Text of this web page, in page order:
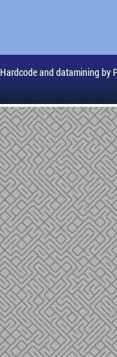
Hardcode and datamining by